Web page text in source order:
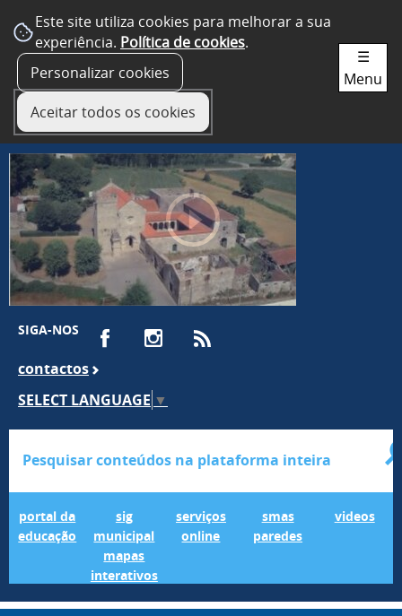
Este site utiliza cookies para melhorar a sua
experiência. Política de cookies.
Personalizar cookies
Aceitar todos os cookies
SIGA-NOS
contactos
SELECT LANGUAGE ▼
portal da
educação
sig
municipal
mapas
interativos
serviços
online
smas
paredes
videos
☰
Menu